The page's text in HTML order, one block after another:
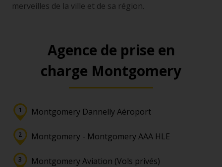
merveilles de la ville et de sa région.
Agence de prise en
charge Montgomery
Montgomery Dannelly Aéroport
Montgomery - Montgomery AAA HLE
Montgomery Aviation (Vols privés)